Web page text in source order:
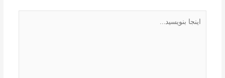
بنویسید…